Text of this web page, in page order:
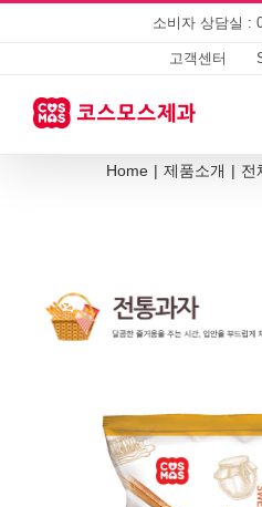
소비자 상담실 :
고객센터
Home | 제품소개 | 전